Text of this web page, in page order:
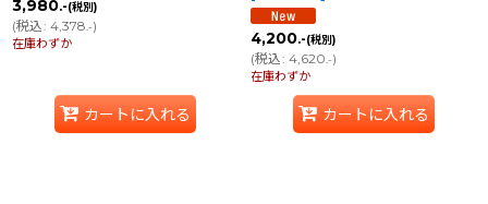
3,980.-(税別)
(税込: 4,378.-)
在庫わずか
カートに入れる
4,200.-(税別)
(税込: 4,620.-)
在庫わずか
カートに入れる